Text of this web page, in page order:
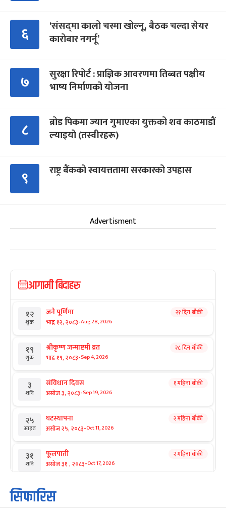
६
‘संसद्‍मा कालो चस्मा खोल्नू, बैठक चल्दा सेयर
कारोबार नगर्नू’
७
सुरक्षा रिपोर्ट : प्राज्ञिक आवरणमा तिब्बत पक्षीय
भाष्य निर्माणको योजना
८
ब्रोड पिकमा ज्यान गुमाएका युक्तको शव काठमाडौं
ल्याइयो (तस्वीरहरू)
९ राष्ट्र बैंकको स्वायत्ततामा सरकारको उपहास
Advertisment
आगामी बिदाहरु
१२
शुक्र
जनै पूर्णिमा
भाद्र १२, २०८३-Aug 28, 2026
२१ दिन बाँकी
१९
शुक्र
श्रीकृष्ण जन्माष्टमी व्रत
भाद्र १९, २०८३-Sep 4, 2026
२८ दिन बाँकी
३
शनि
संविधान दिवस
असोज ३, २०८३-Sep 19, 2026
१ महिना बाँकी
२५
आइत
घटस्थापना
असोज २५, २०८३-Oct 11, 2026
२ महिना बाँकी
३१
शनि
फूलपाती
असोज ३१ , २०८३-Oct 17, 2026
२ महिना बाँकी
१
आइत
कार्तिक सङ्क्रान्ति
कार्तिक १, २०८३
सिफारिस